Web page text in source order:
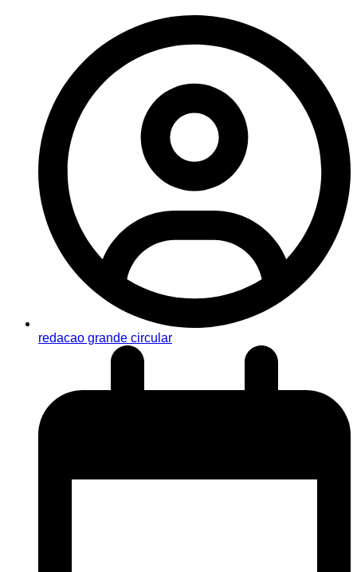
redacao grande circular